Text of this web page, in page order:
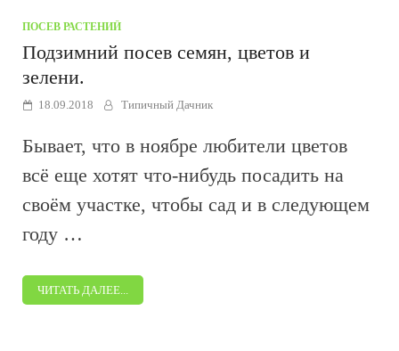
ПОСЕВ РАСТЕНИЙ
Подзимний посев семян, цветов и
зелени.
18.09.2018 Типичный Дачник
Бывает, что в ноябре любители цветов
всё еще хотят что-нибудь посадить на
своём участке, чтобы сад и в следующем
году …
ЧИТАТЬ ДАЛЕЕ...